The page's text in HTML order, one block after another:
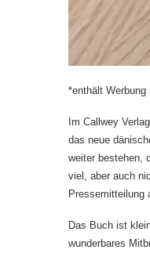
*enthält Werbung
Im Callwey
das neue
weiter bestehen,
viel, aber auch
Pressemitteilung
Das Buch ist
wunderbares